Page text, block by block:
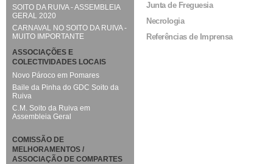
Junta de Freguesia
Necrologia
Referências de Imprensa
SOITO DA RUIVA - ASSEMBLEIA
GERAL 2020
CARNAVAL NO SOITO DA RUIVA -
MUITO IMPORTANTE
ASSOCIAÇÕES E
COLECTIVIDADES LOCAIS
Novo Pároco em Pomares
Baile da Pinha do GDC Soito da
Ruiva
C.M. Soito da Ruiva em
Assembleia Geral
COMISSÃO DE
MELHORAMENTOS /
ASSOCIAÇÃO DE COMPARTES